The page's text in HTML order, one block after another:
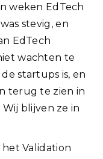
weken EdTech
stevig, en
EdTech
wachten te
startups is, en
terug te zien in
blijven ze in
Validation